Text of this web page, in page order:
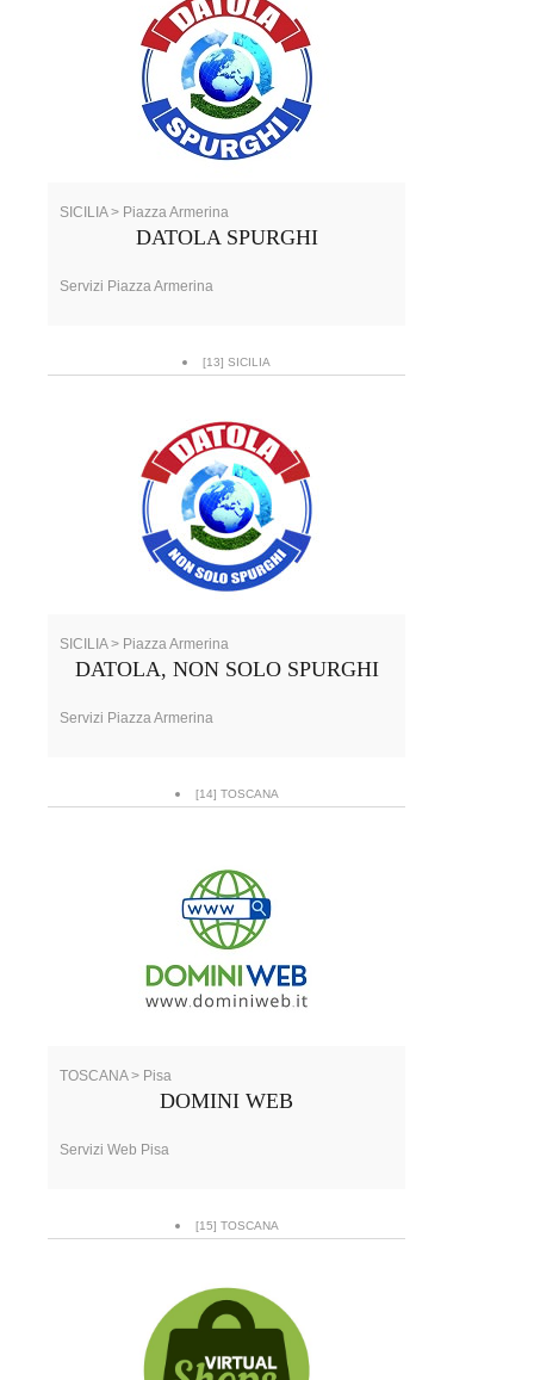
SICILIA > Piazza Armerina
DATOLA SPURGHI
Servizi Piazza Armerina
[13] SICILIA
SICILIA > Piazza Armerina
DATOLA, NON SOLO SPURGHI
Servizi Piazza Armerina
[14] TOSCANA
TOSCANA > Pisa
DOMINI WEB
Servizi Web Pisa
[15] TOSCANA